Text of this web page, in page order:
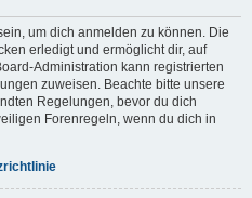
um dich anmelden zu können. Die
erledigt und ermöglicht dir, auf
Administration kann registrierten
zuweisen. Beachte bitte unsere
Regelungen, bevor du dich
Forenregeln, wenn du dich in